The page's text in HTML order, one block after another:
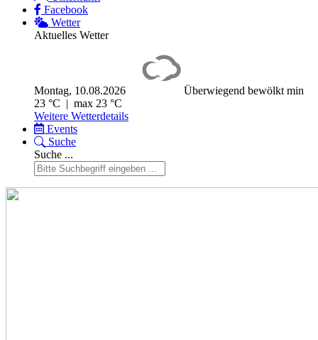
Facebook
Wetter
Aktuelles Wetter
Montag, 10.08.2026 Überwiegend bewölktmin
23 °C | max 23 °C
Weitere Wetterdetails
Events
Suche
Suche ...